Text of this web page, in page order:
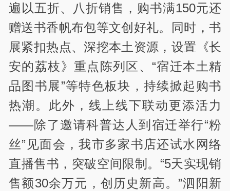
遍以五折、八折销售，购书满150元还
赠送书香帆布包等文创好礼。同时，书
展紧扣热点、深挖本土资源，设置《长
安的荔枝》重点陈列区、“宿迁本土精
品图书展”等特色板块，持续掀起购书
热潮。此外，线上线下联动更添活力
——除了邀请科普达人到宿迁举行“粉
丝”见面会，我市多家书店还试水网络
直播售书，突破空间限制。“5天实现销
售额30余万元，创历史新高。”泗阳新